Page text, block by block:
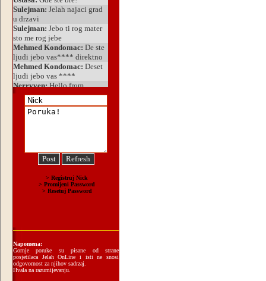
Napomena:
Gornje poruke su pisane od strane
posjetilaca Jelah OnLine i isti ne snosi
odgovornost za njihov sadrzaj.
Hvala na razumijevanju.